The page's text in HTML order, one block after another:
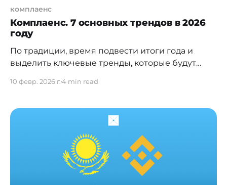
комплаенс
Комплаенс. 7 основных трендов в 2026
году
По традиции, время подвести итоги года и
выделить ключевые тренды, которые будут
в Казахстане и мире, по моему субъективному
архитектуре устойчивости бизнеса. К 2026 году
комплаенс окончательно перестаёт быть
вспомогательной функцией контроля и
трансформируется в интегрированный
элемент корпоративного управления,
управления рисками
10 февр. 2026 г.4 min read